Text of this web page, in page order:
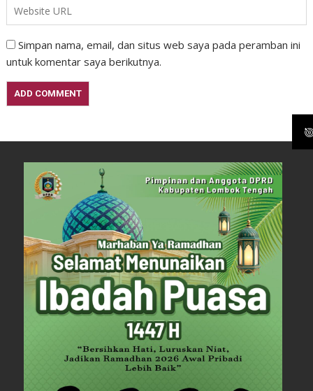
Simpan nama, email, dan situs web saya pada peramban ini
untuk komentar saya berikutnya.